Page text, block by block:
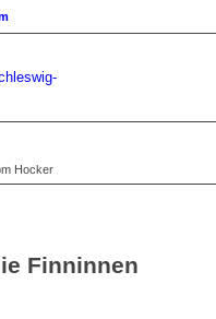
Hocker
Finninnen